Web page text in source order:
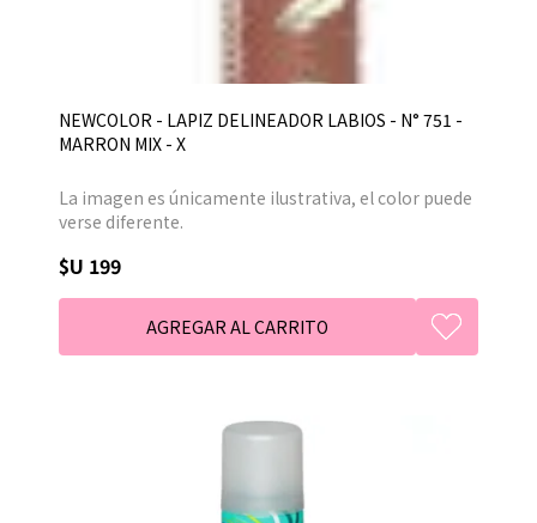
NEWCOLOR - LAPIZ DELINEADOR LABIOS - N° 751 -
MARRON MIX - X
La imagen es únicamente ilustrativa, el color puede
verse diferente.
$U 199